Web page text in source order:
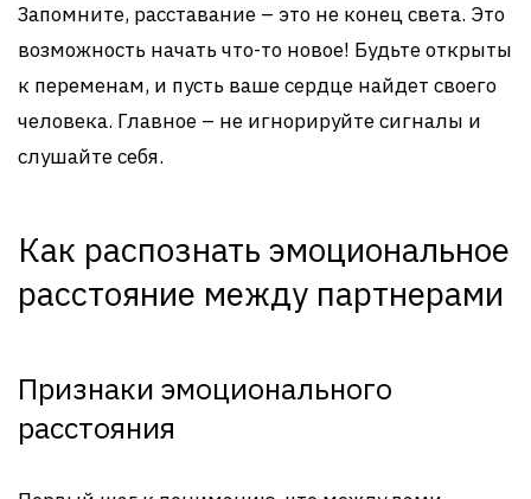
Запомните, расставание – это не конец света. Это
возможность начать что-то новое! Будьте открыты
к переменам, и пусть ваше сердце найдет своего
человека. Главное – не игнорируйте сигналы и
слушайте себя.
Как распознать эмоциональное
расстояние между партнерами
Признаки эмоционального
расстояния